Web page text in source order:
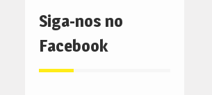
Siga-nos no
Facebook